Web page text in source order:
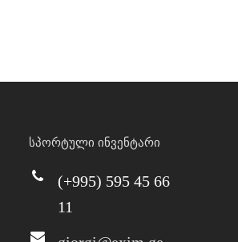
სპორტული ინვენტარი
(+995) 595 45 66
11